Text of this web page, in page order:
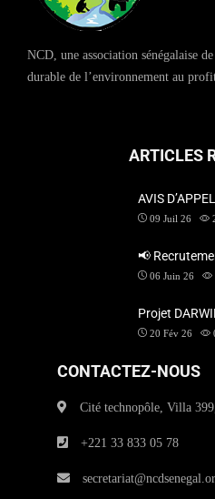
NCD, une association sénégalaise
durable de l’environnement au
ARTICLES
AVIS
09 Juil 26
📢
06 Juin 26
Projet
20 Fév 26
CONTACTEZ-NOUS
Cité technopôle, Villa
+221 33 833 05 78